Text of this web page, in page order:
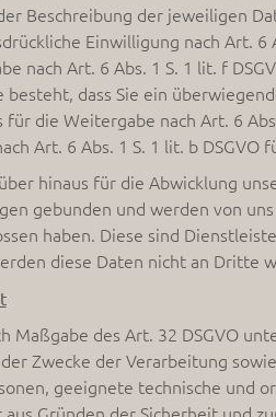
Beschreibung der jeweiligen
Einwilligung nach Art. 6
nach Art. 6 Abs. 1 S. 1 lit. f
besteht, dass Sie ein
für die Weitergabe nach Art. 6
Art. 6 Abs. 1 S. 1 lit. b
hinaus für die Abwicklung
gebunden und werden von
haben. Diese sind
diese Daten nicht an Dritte
Maßgabe des Art. 32 DSGVO
Zwecke der Verarbeitung
geeignete technische und